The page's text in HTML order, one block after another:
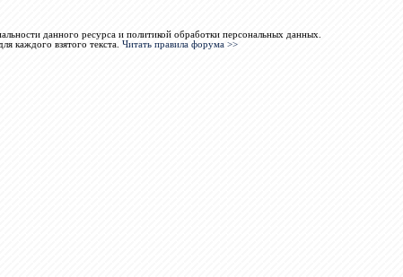
данного ресурса и политикой обработки персональных данных.
каждого взятого текста. Читать правила форума >>